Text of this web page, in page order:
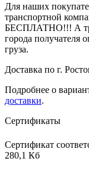
Для наших
транспортной
БЕСПЛАТНО!!! А
города получателя
груза.
Доставка по г.
Подробнее о
доставки.
Сертификаты
Сертификат
280,1 Кб